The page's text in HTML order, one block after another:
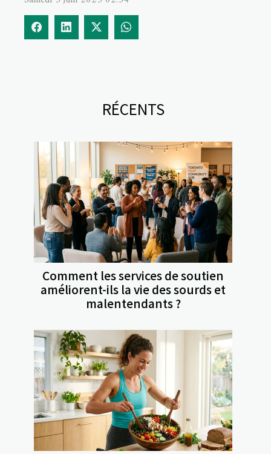
RÉCENTS
Comment les services de soutien
améliorent-ils la vie des sourds et
malentendants ?